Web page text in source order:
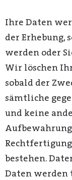
Ihre Daten
der Erhebung,
werden oder
Wir löschen
sobald der
sämtliche
und keine
bestehen.
Daten werden